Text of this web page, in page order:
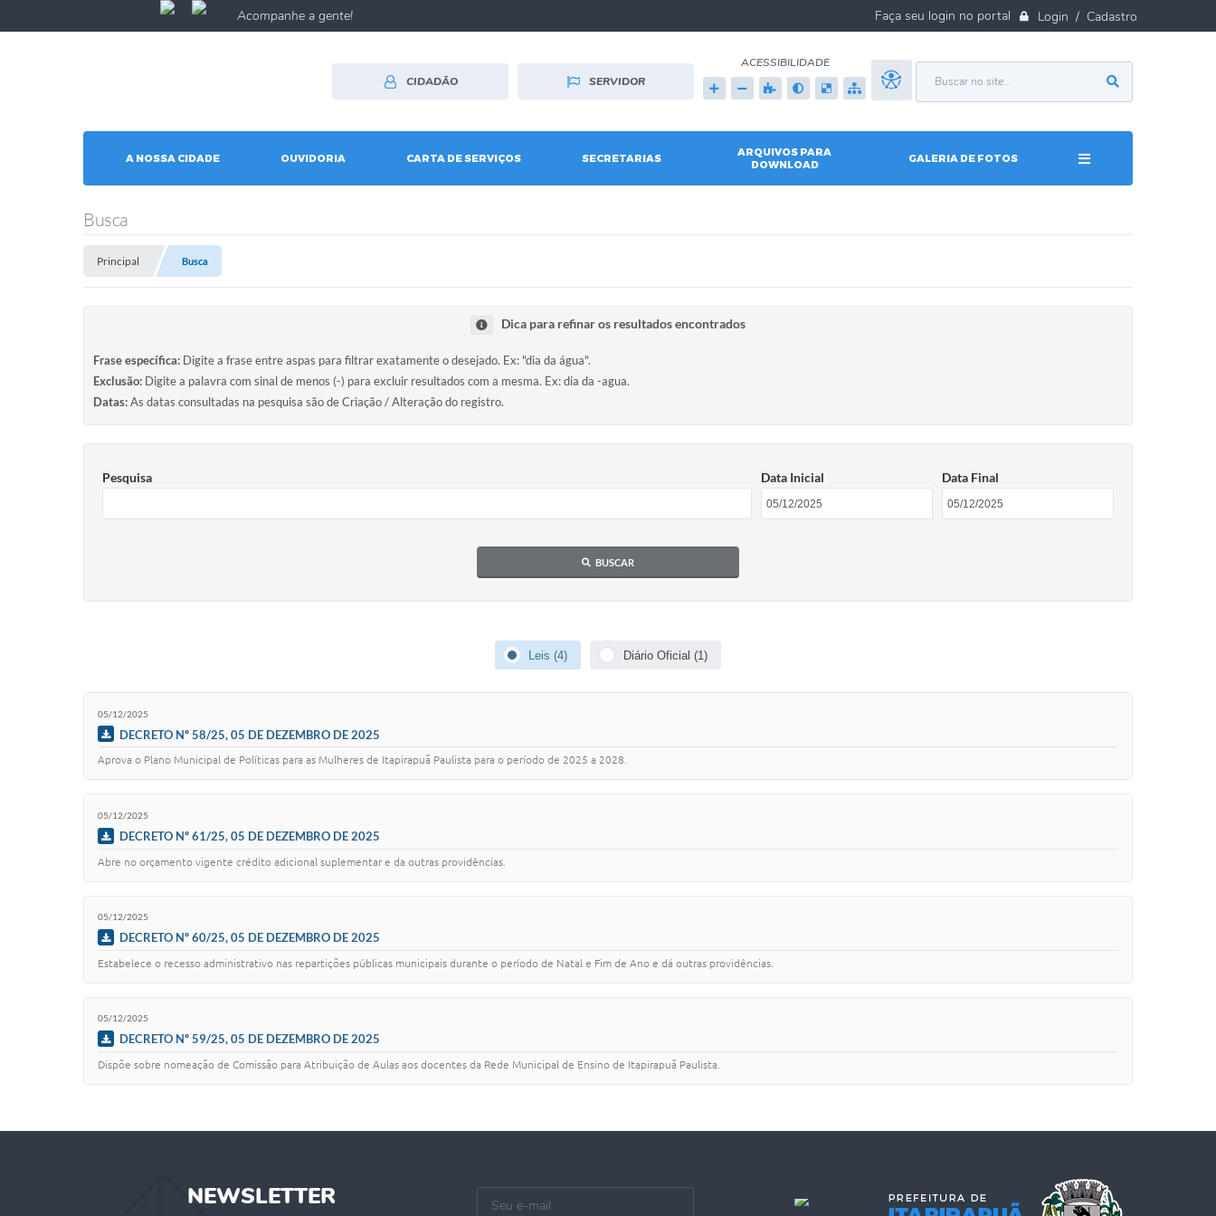
Login / Cadastro
Acompanhe a gente!
CIDADÃO SERVIDOR
ACESSIBILIDADE
A NOSSA CIDADE OUVIDORIA CARTA DE SERVIÇOS SECRETARIAS
ARQUIVOS PARA
DOWNLOAD
GALERIA DE FOTOS
Busca
Principal Busca
Dica para refinar os resultados encontrados
Frase específica: Digite a frase entre aspas para filtrar exatamente o desejado. Ex: "dia da água".
Exclusão: Digite a palavra com sinal de menos (-) para excluir resultados com a mesma. Ex: dia da -agua.
Datas:As datas consultadas na pesquisa são de Criação / Alteração do registro.
Pesquisa Data Inicial Data Final
BUSCAR
Leis (4) Diário Oficial (1)
05/12/2025
DECRETO Nº 58/25, 05 DE DEZEMBRO DE 2025
Aprova o Plano Municipal de Políticas para as Mulheres de Itapirapuã Paulista para o período de 2025 a 2028.
05/12/2025
DECRETO Nº 61/25, 05 DE DEZEMBRO DE 2025
Abre no orçamento vigente crédito adicional suplementar e da outras providências.
05/12/2025
DECRETO Nº 60/25, 05 DE DEZEMBRO DE 2025
Estabelece o recesso administrativo nas repartições públicas municipais durante o período de Natal e Fim de Ano e dá outras providências.
05/12/2025
DECRETO Nº 59/25, 05 DE DEZEMBRO DE 2025
Dispõe sobre nomeação de Comissão para Atribuição de Aulas aos docentes da Rede Municipal de Ensino de Itapirapuã Paulista.
NEWSLETTER